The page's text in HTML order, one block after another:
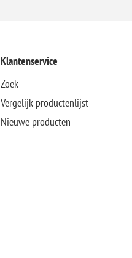
Klantenservice
Zoek
Vergelijk productenlijst
Nieuwe producten